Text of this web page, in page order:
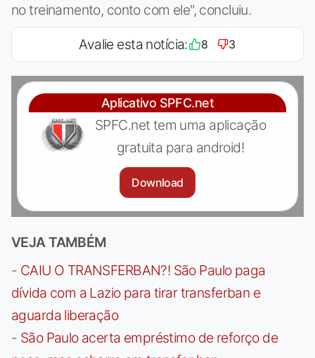
no treinamento, conto com ele", concluiu.
Avalie esta notícia: 8 3
Aplicativo SPFC.net
SPFC.net tem uma aplicação
gratuita para android!
Download
VEJA TAMBÉM
- CAIU O TRANSFERBAN?! São Paulo paga
dívida com a Lazio para tirar transferban e
aguarda liberação
- São Paulo acerta empréstimo de reforço de